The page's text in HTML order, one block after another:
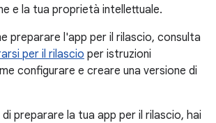
e la tua proprietà intellettuale.
preparare l'app per il rilascio, consulta
per il rilascio per istruzioni
configurare e creare una versione di
preparare la tua app per il rilascio, hai